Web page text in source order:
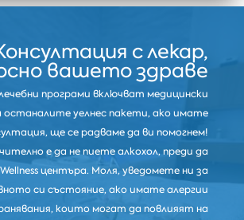
с лекар,
вашето здраве
програми включват медицински
останалите уелнес пакети, ако имате
ще се радваме да ви помогнем!
е да не пиете алкохол, преди да
центъра. Моля, уведомете ни за
си състояние, ако имате алергии
които могат да повлияят на